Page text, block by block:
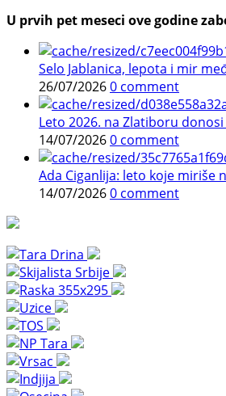
U prvih pet meseci ove godine
Selo Jablanica, lepota i mir
26/07/20260 comment
Leto 2026. na Zlatiboru donosi
14/07/20260 comment
Ada Ciganlija: leto koje miriše
14/07/20260 comment